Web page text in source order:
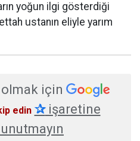
yoğun ilgi gösterdiği
ustanın eliyle yarım
için
edin ✰işaretine